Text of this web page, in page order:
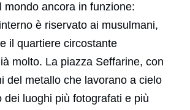
mondo ancora in funzione:
è riservato ai musulmani,
il quartiere circostante
molto. La piazza Seffarine, con
del metallo che lavorano a cielo
dei luoghi più fotografati e più